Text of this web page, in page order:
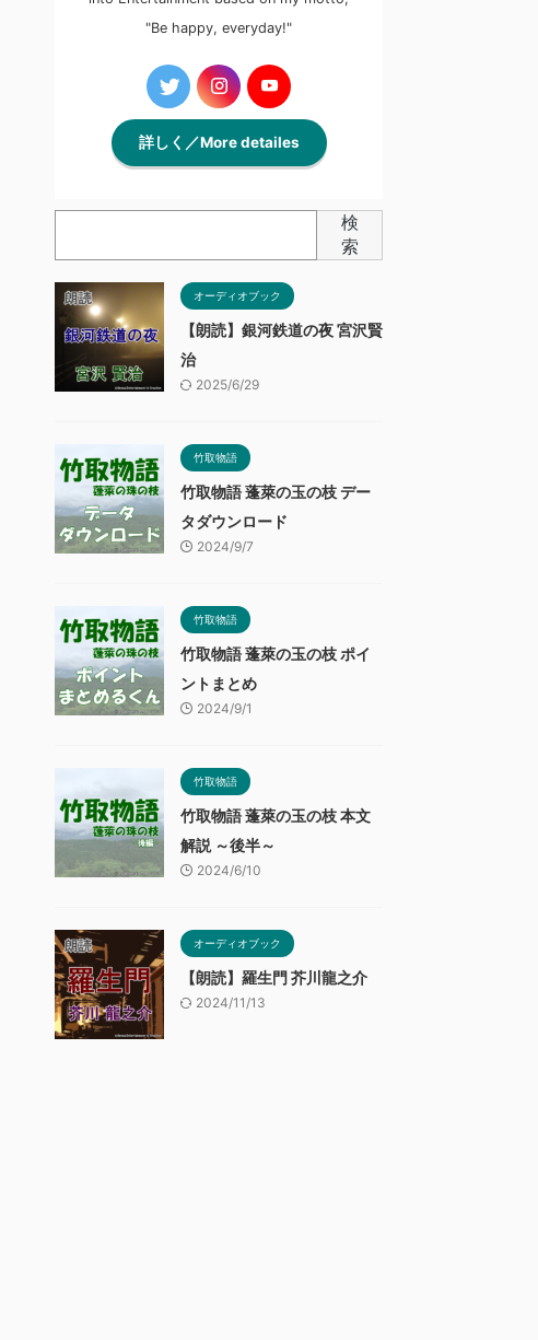
"Be happy, everyday!"
詳しく／More detailes
検
索
オーディオブック
【朗読】銀河鉄道の夜 宮沢賢
治
2025/6/29
竹取物語
竹取物語 蓬萊の玉の枝 デー
タダウンロード
2024/9/7
竹取物語
竹取物語 蓬萊の玉の枝 ポイ
ントまとめ
2024/9/1
竹取物語
竹取物語 蓬萊の玉の枝 本文
解説 ～後半～
2024/6/10
オーディオブック
【朗読】羅生門 芥川龍之介
2024/11/13